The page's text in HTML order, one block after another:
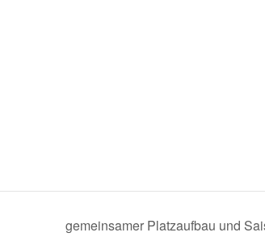
gemeinsamer Platzaufbau und